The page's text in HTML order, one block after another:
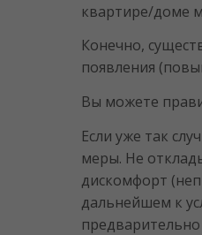
квартире/доме
Конечно,
появления
Вы можете
Если уже так
меры. Не
дискомфорт
дальнейшем к